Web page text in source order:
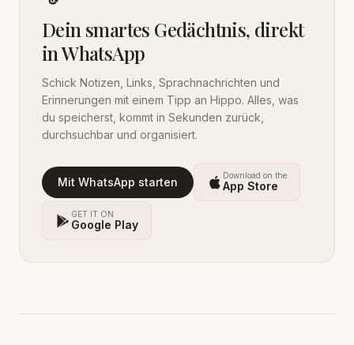
Dein smartes Gedächtnis, direkt
in WhatsApp
Schick Notizen, Links, Sprachnachrichten und
Erinnerungen mit einem Tipp an Hippo. Alles, was
du speicherst, kommt in Sekunden zurück,
durchsuchbar und organisiert.
Mit WhatsApp starten Download on the
App Store
GET IT ON
Google Play